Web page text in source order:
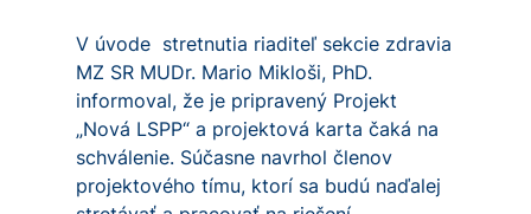
V úvode stretnutia riaditeľ sekcie zdravia
MZ SR MUDr. Mario Mikloši, PhD.
informoval, že je pripravený Projekt
„Nová LSPP“ a projektová karta čaká na
schválenie. Súčasne navrhol členov
projektového tímu, ktorí sa budú naďalej